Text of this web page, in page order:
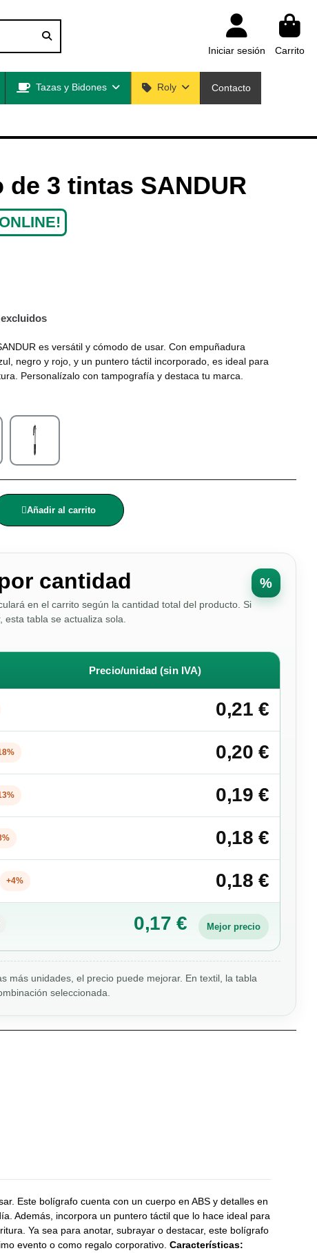
Iniciar sesión Carrito
Tazas y Bidones Roly Contacto
3 tintas SANDUR
es versátil y cómodo de usar. Con empuñadura
negro y rojo, y un puntero táctil incorporado, es ideal para
Personalízalo con tampografía y destaca tu marca.
Añadir al carrito
cantidad
en el carrito según la cantidad total del producto. Si
esta tabla se actualiza sola.
%
Precio/unidad (sin IVA)
0,21 €
0,20 €
0,19 €
0,18 €
+4% 0,18 €
0,17 € Mejor precio
más unidades, el precio puede mejorar. En textil, la tabla
seleccionada.
Este bolígrafo cuenta con un cuerpo en ABS y detalles en
Además, incorpora un puntero táctil que lo hace ideal para
Ya sea para anotar, subrayar o destacar, este bolígrafo
evento o como regalo corporativo. Características: